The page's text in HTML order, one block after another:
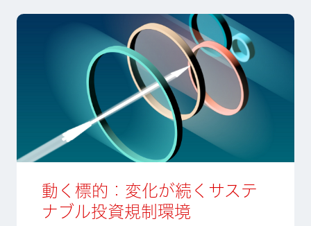
動く標的：変化が続くサステ
ナブル投資規制環境